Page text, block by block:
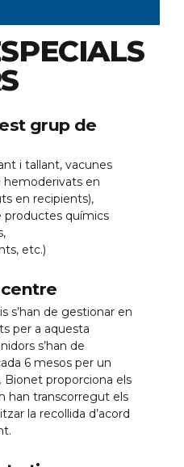
grup de
i tallant, vacunes
hemoderivats en
en recipients),
productes químics
etc.)
s’han de gestionar en
per a aquesta
s’han de
6 mesos per un
proporciona els
han transcorregut els
la recollida d’acord